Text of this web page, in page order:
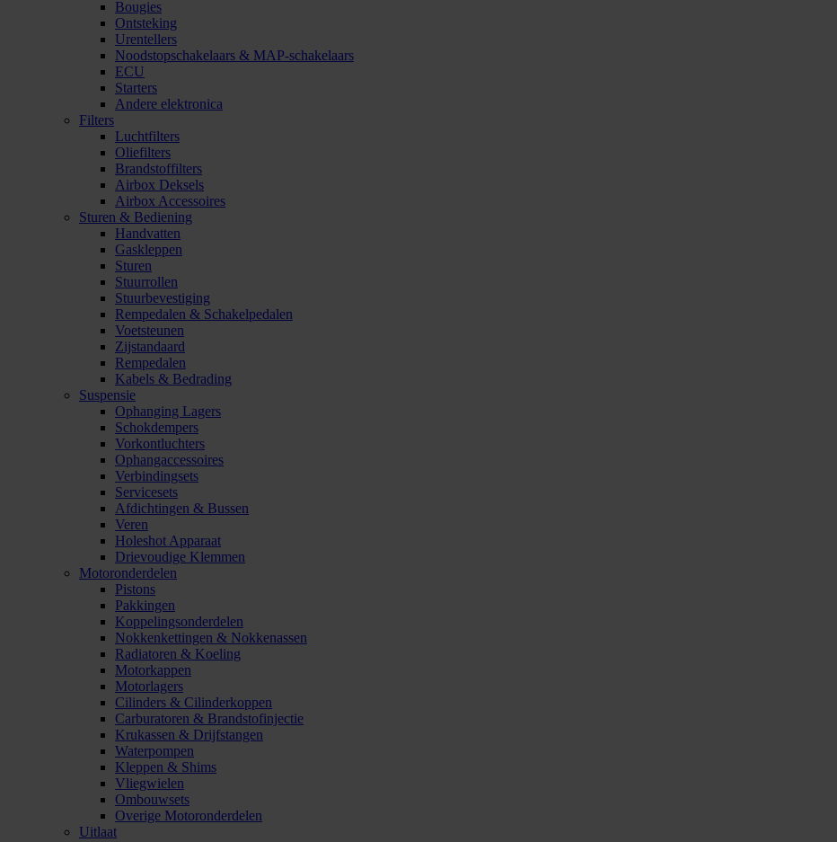
Bougies
Ontsteking
Urentellers
Noodstopschakelaars & MAP-schakelaars
ECU
Starters
Andere elektronica
Filters
Luchtfilters
Oliefilters
Brandstoffilters
Airbox Deksels
Airbox Accessoires
Sturen & Bediening
Handvatten
Gaskleppen
Sturen
Stuurrollen
Stuurbevestiging
Rempedalen & Schakelpedalen
Voetsteunen
Zijstandaard
Rempedalen
Kabels & Bedrading
Suspensie
Ophanging Lagers
Schokdempers
Vorkontluchters
Ophangaccessoires
Verbindingsets
Servicesets
Afdichtingen & Bussen
Veren
Holeshot Apparaat
Drievoudige Klemmen
Motoronderdelen
Pistons
Pakkingen
Koppelingsonderdelen
Nokkenkettingen & Nokkenassen
Radiatoren & Koeling
Motorkappen
Motorlagers
Cilinders & Cilinderkoppen
Carburatoren & Brandstofinjectie
Krukassen & Drijfstangen
Waterpompen
Kleppen & Shims
Vliegwielen
Ombouwsets
Overige Motoronderdelen
Uitlaat